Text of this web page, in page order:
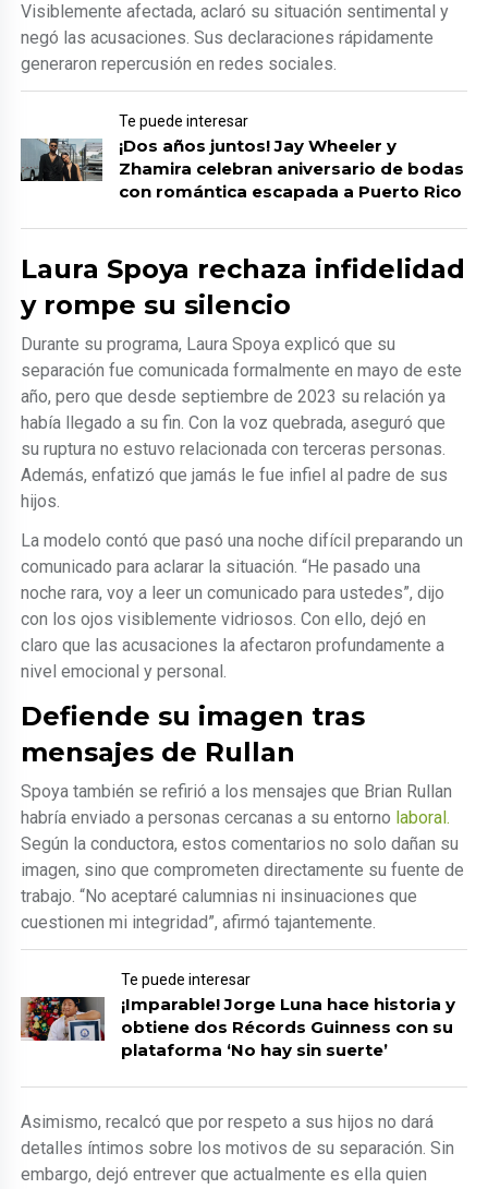
Visiblemente afectada, aclaró su situación sentimental y
negó las acusaciones. Sus declaraciones rápidamente
generaron repercusión en redes sociales.
Te puede interesar
¡Dos años juntos! Jay Wheeler y
Zhamira celebran aniversario de bodas
con romántica escapada a Puerto Rico
Laura Spoya rechaza infidelidad
y rompe su silencio
Durante su programa, Laura Spoya explicó que su
separación fue comunicada formalmente en mayo de este
año, pero que desde septiembre de 2023 su relación ya
había llegado a su fin. Con la voz quebrada, aseguró que
su ruptura no estuvo relacionada con terceras personas.
Además, enfatizó que jamás le fue infiel al padre de sus
hijos.
La modelo contó que pasó una noche difícil preparando un
comunicado para aclarar la situación. “He pasado una
noche rara, voy a leer un comunicado para ustedes”, dijo
con los ojos visiblemente vidriosos. Con ello, dejó en
claro que las acusaciones la afectaron profundamente a
nivel emocional y personal.
Defiende su imagen tras
mensajes de Rullan
Spoya también se refirió a los mensajes que Brian Rullan
habría enviado a personas cercanas a su entorno laboral.
Según la conductora, estos comentarios no solo dañan su
imagen, sino que comprometen directamente su fuente de
trabajo. “No aceptaré calumnias ni insinuaciones que
cuestionen mi integridad”, afirmó tajantemente.
Te puede interesar
¡Imparable! Jorge Luna hace historia y
obtiene dos Récords Guinness con su
plataforma ‘No hay sin suerte’
Asimismo, recalcó que por respeto a sus hijos no dará
detalles íntimos sobre los motivos de su separación. Sin
embargo, dejó entrever que actualmente es ella quien